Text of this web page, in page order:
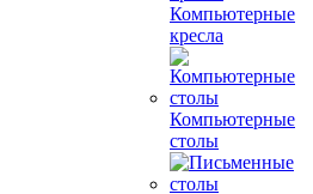
Компьютерные
кресла
Компьютерные
столы